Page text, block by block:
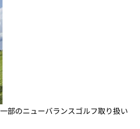
部のニューバランスゴルフ取り扱い